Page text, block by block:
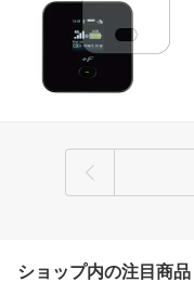
ショップ内の注目商品